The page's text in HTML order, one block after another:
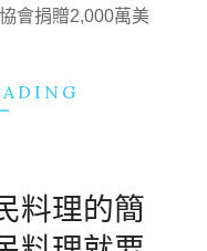
會捐贈2,000萬美
料理的簡